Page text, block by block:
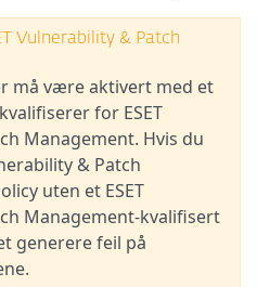
Vulnerability & Patch
må være aktivert med et
for ESET
Management. Hvis du
& Patch
uten et ESET
Management-kvalifisert
generere feil på